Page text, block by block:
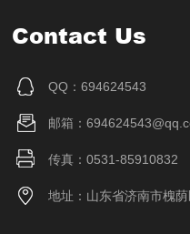
Contact Us
QQ：694624543
邮箱：
传真：0531-85910832
地址：山东省济南市槐